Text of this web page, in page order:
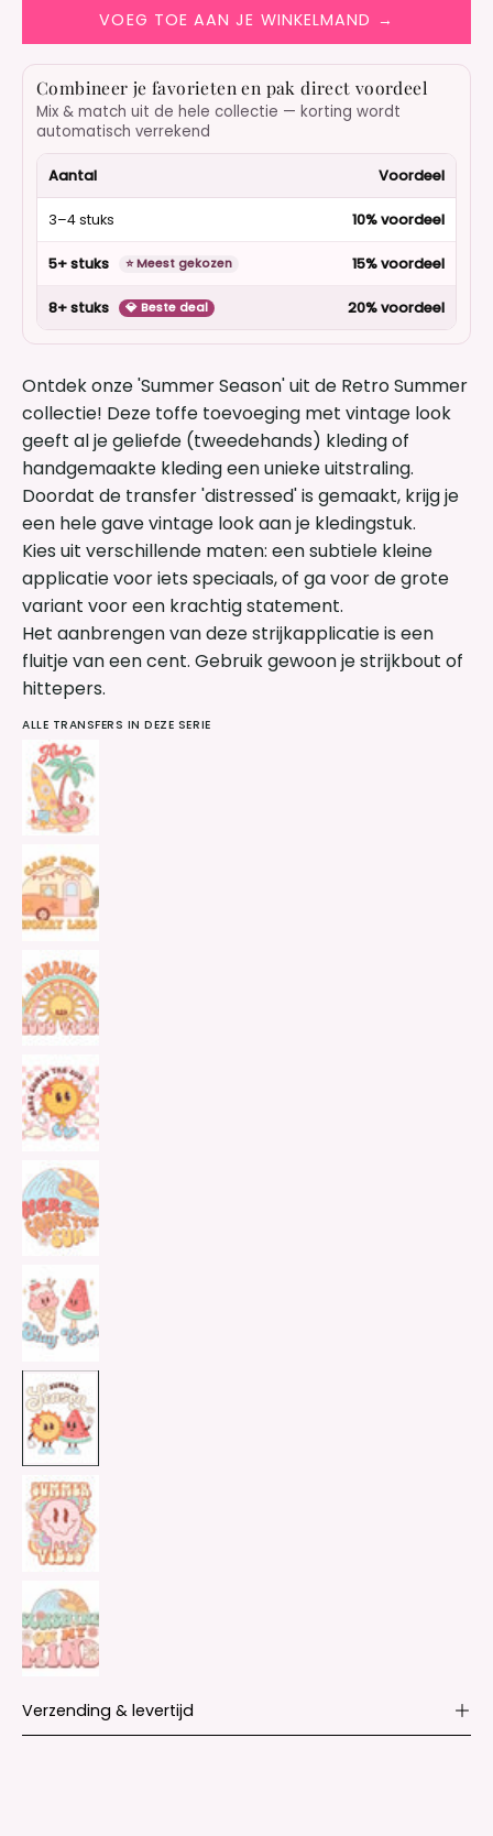
VOEG TOE AAN JE WINKELMAND →
Combineer je favorieten en pak direct voordeel
Mix & match uit de hele collectie — korting wordt
automatisch verrekend
Aantal Voordeel
3–4 stuks 10% voordeel
5+ stuks ⭐ Meest gekozen 15% voordeel
8+ stuks 💎 Beste deal 20% voordeel
Ontdek onze 'Summer Season' uit de Retro Summer
collectie! Deze toffe toevoeging met vintage look
geeft al je geliefde (tweedehands) kleding of
handgemaakte kleding een unieke uitstraling.
Doordat de transfer 'distressed' is gemaakt, krijg je
een hele gave vintage look aan je kledingstuk.
Kies uit verschillende maten: een subtiele kleine
applicatie voor iets speciaals, of ga voor de grote
variant voor een krachtig statement.
Het aanbrengen van deze strijkapplicatie is een
fluitje van een cent. Gebruik gewoon je strijkbout of
hittepers.
ALLE TRANSFERS IN DEZE SERIE
Verzending & levertijd